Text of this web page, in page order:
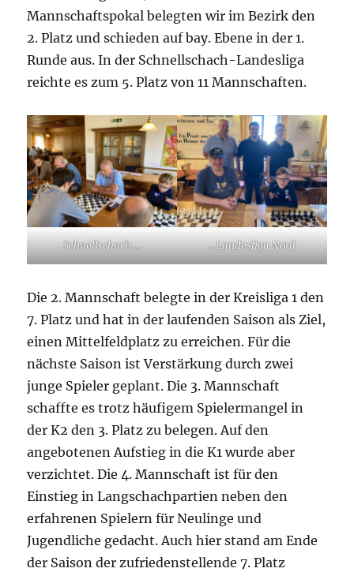
Mannschaftspokal belegten wir im Bezirk den
2. Platz und schieden auf bay. Ebene in der 1.
Runde aus. In der Schnellschach-Landesliga
reichte es zum 5. Platz von 11 Mannschaften.
Schnellschach…. …Landesliga Nord
Die 2. Mannschaft belegte in der Kreisliga 1 den
7. Platz und hat in der laufenden Saison als Ziel,
einen Mittelfeldplatz zu erreichen. Für die
nächste Saison ist Verstärkung durch zwei
junge Spieler geplant. Die 3. Mannschaft
schaffte es trotz häufigem Spielermangel in
der K2 den 3. Platz zu belegen. Auf den
angebotenen Aufstieg in die K1 wurde aber
verzichtet. Die 4. Mannschaft ist für den
Einstieg in Langschachpartien neben den
erfahrenen Spielern für Neulinge und
Jugendliche gedacht. Auch hier stand am Ende
der Saison der zufriedenstellende 7. Platz